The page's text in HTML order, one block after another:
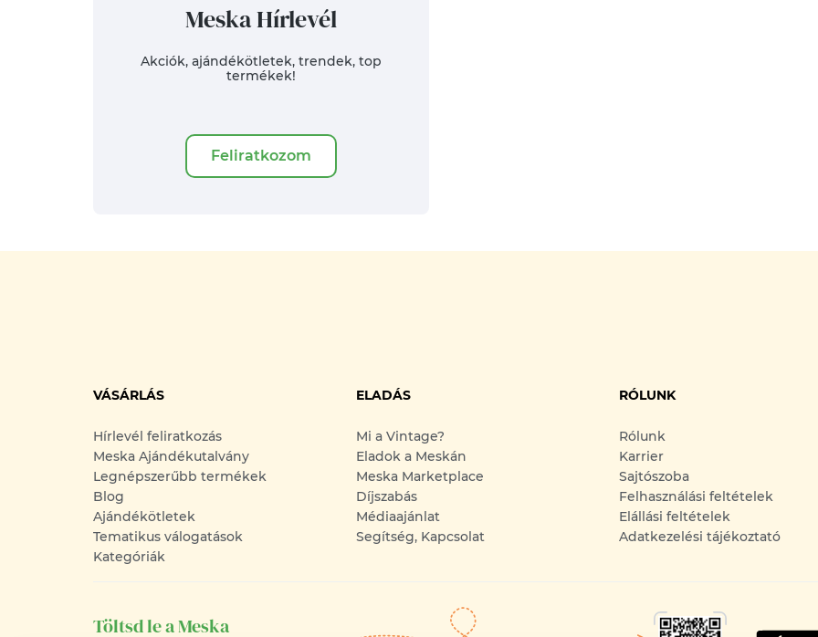
Meska Hírlevél
Akciók, ajándékötletek, trendek, top
termékek!
Feliratkozom
VÁSÁRLÁS
Hírlevél feliratkozás
Meska Ajándékutalvány
Legnépszerűbb termékek
Blog
Ajándékötletek
Tematikus válogatások
Kategóriák
ELADÁS
Mi a Vintage?
Eladok a Meskán
Meska Marketplace
Díjszabás
Médiaajánlat
Segítség, Kapcsolat
RÓLUNK
Rólunk
Karrier
Sajtószoba
Felhasználási feltételek
Elállási feltételek
Adatkezelési tájékoztató
Töltsd le a Meska